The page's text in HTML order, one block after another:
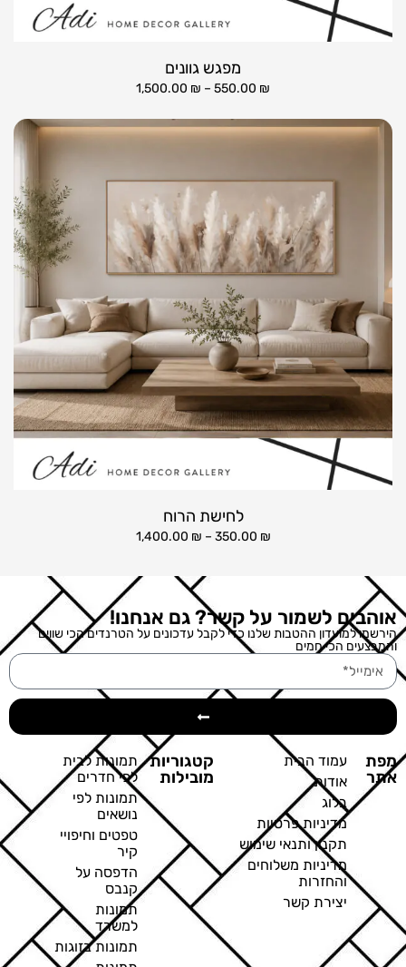
מפגש גוונים
550.00 ₪
–
1,500.00 ₪
לחישת הרוח
350.00 ₪
–
1,400.00 ₪
אוהבים לשמור על קשר? גם אנחנו!
הירשמו למועדון ההטבות שלנו כדי לקבל עדכונים על הטרנדים הכי שווים
והמבצעים הכי חמים
מפת
אתר
עמוד הבית
אודות
בלוג
מדיניות פרטיות
תקנון ותנאי שימוש
מדיניות משלוחים
והחזרות
יצירת קשר
קטגוריות
מובילות
תמונות לבית
לפי חדרים
תמונות לפי
נושאים
טפטים וחיפויי
קיר
הדפסה על
קנבס
תמונות
למשרד
תמונות בזוגות